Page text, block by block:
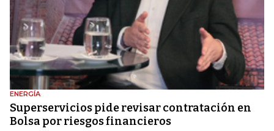
ENERGÍA
Superservicios pide revisar contratación en
Bolsa por riesgos financieros